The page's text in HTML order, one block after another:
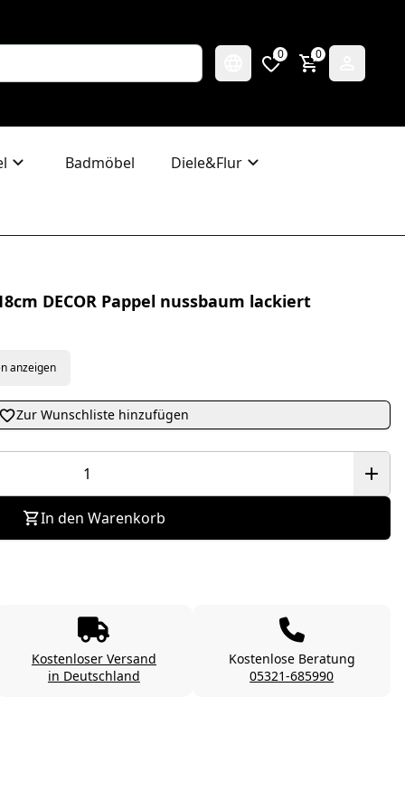
0 0
Badmöbel Diele&Flur
DECOR Pappel nussbaum lackiert
anzeigen
Zur Wunschliste hinzufügen
In den Warenkorb
Kostenloser Versand
in Deutschland
Kostenlose Beratung
05321-685990